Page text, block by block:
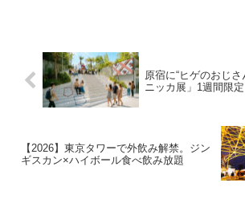
原宿に“ヒゲのおじ
ニッカ展」1週間限
【2026】東京タワーで外飲み解禁。ジン
ギスカン×ハイボール食べ飲み放題